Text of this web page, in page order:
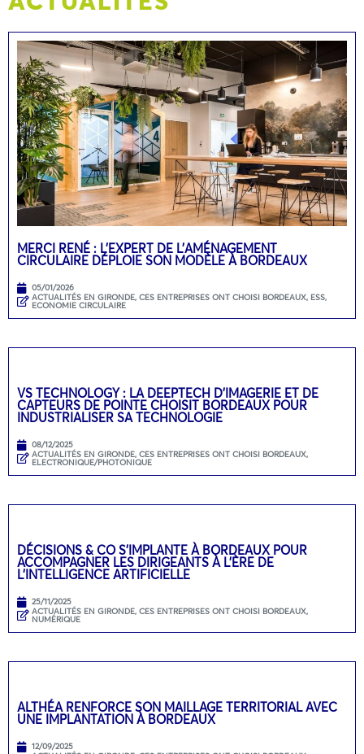
MERCI RENÉ : L’EXPERT DE L’AMÉNAGEMENT
CIRCULAIRE DÉPLOIE SON MODÈLE À BORDEAUX
05/01/2026
ACTUALITÉS EN GIRONDE, CES ENTREPRISES ONT CHOISI BORDEAUX, ESS,
ECONOMIE CIRCULAIRE
VS TECHNOLOGY : LA DEEPTECH D’IMAGERIE ET DE
CAPTEURS DE POINTE CHOISIT BORDEAUX POUR
INDUSTRIALISER SA TECHNOLOGIE
08/12/2025
ACTUALITÉS EN GIRONDE, CES ENTREPRISES ONT CHOISI BORDEAUX,
ELECTRONIQUE/PHOTONIQUE
DÉCISIONS & CO S’IMPLANTE À BORDEAUX POUR
ACCOMPAGNER LES DIRIGEANTS À L’ÈRE DE
L’INTELLIGENCE ARTIFICIELLE
25/11/2025
ACTUALITÉS EN GIRONDE, CES ENTREPRISES ONT CHOISI BORDEAUX,
NUMÉRIQUE
ALTHÉA RENFORCE SON MAILLAGE TERRITORIAL AVEC
UNE IMPLANTATION À BORDEAUX
12/09/2025